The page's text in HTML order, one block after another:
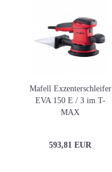
Mafell Exzenterschleifer
EVA 150 E / 3 im T-
MAX
593,81 EUR